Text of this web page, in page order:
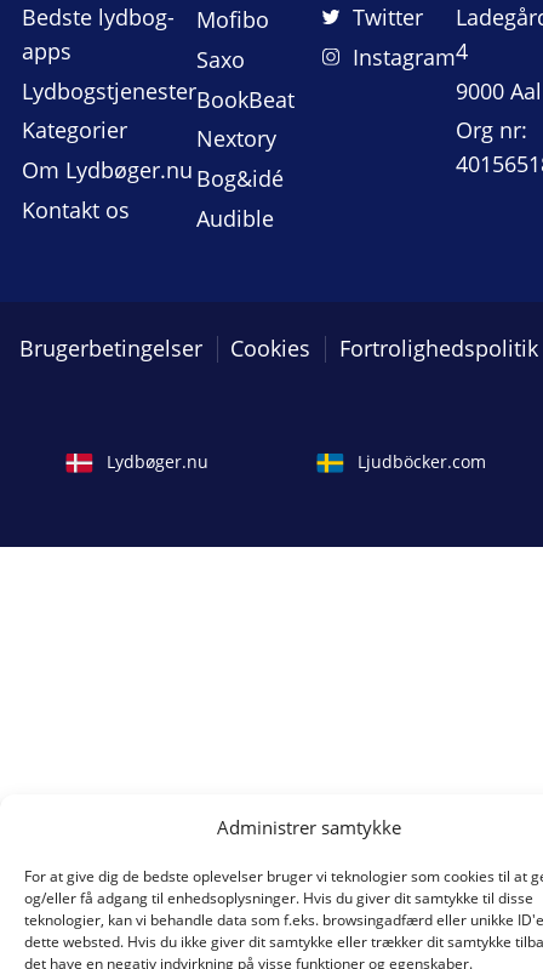
Administrer samtykke
For at give dig de bedste oplevelser bruger vi teknologier som cookies til at
og/eller få adgang til enhedsoplysninger. Hvis du giver dit samtykke til disse
teknologier, kan vi behandle data som f.eks. browsingadfærd eller unikke
dette websted. Hvis du ikke giver dit samtykke eller trækker dit samtykke
det have en negativ indvirkning på visse funktioner og egenskaber.
Bedste lydbog-
apps
Lydbogstjenester
Kategorier
Om Lydbøger.nu
Kontakt os
Mofibo
Saxo
BookBeat
Nextory
Bog&idé
Audible
Twitter
Instagram4
9000
Org nr:
Brugerbetingelser Cookies Fortrolighedspolitik
Lydbøger.nu Ljudböcker.com